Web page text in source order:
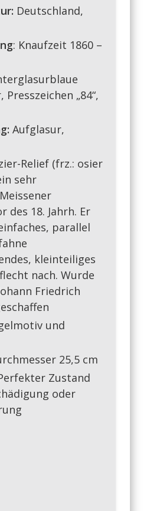
Deutschland,
: Knaufzeit 1860 –
Presszeichen „84“,
Aufglasur,
Relief (frz.: osier
sehr
des 18. Jahrh. Er
parallel
kleinteiliges
nach. Wurde
Friedrich
und
25,5 cm
Zustand
oder